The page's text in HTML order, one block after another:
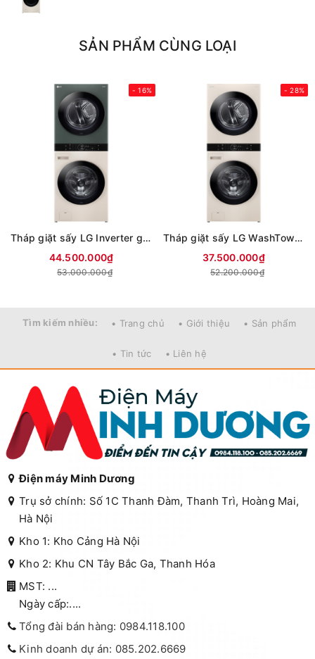
SẢN PHẨM CÙNG LOẠI
- 16%
Tháp giặt sấy LG Inverter giặt 25 kg- sấy 17 kg WT2517NHEG
44.500.000₫
53.000.000₫
- 28%
Tháp giặt sấy LG WashTower Inverter giặt 14 kg - sấy 10 kg WT1410NHE
37.500.000₫
52.200.000₫
Tìm kiếm nhiều: • Trang chủ • Giới thiệu • Sản phẩm
• Tin tức • Liên hệ
Điện máy Minh Dương
Trụ sở chính: Số 1C Thanh Đàm, Thanh Trì, Hoàng Mai,
Hà Nội
Kho 1: Kho Cảng Hà Nội
Kho 2: Khu CN Tây Bắc Ga, Thanh Hóa
MST: ...
Ngày cấp:....
Tổng đài bán hàng: 0984.118.100
Kinh doanh dự án: 085.202.6669